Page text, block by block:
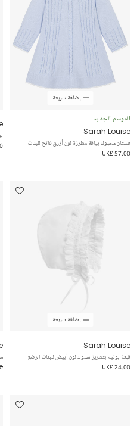
إضافة سريعة
الموسم الجديد
Sarah Louise
فستان محبوك بياقة مطرزة لون أزرق فاتح للبنات
UK£ 57.00
إضافة سريعة
Sarah Louise
قبعة بونيه بتطريز سموك لون أبيض للبنات الرضع
UK£ 24.00